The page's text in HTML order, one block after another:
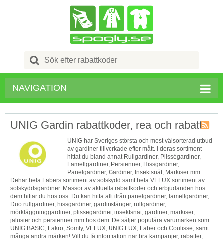
Search
for:
NAVIGATION
RSS
UNIG Gardin rabattkoder, rea och rabatt
UNIG har Sveriges största och mest välsorterad utbud
av gardiner tillverkade efter mått. I deras sortiment
hittat du bland annat Rullgardiner, Plisségardiner,
Lamellgardiner, Persienner, Hissgardiner,
Panelgardiner, Gardiner, Insektsnät, Markiser mm.
Dehar hela Fabers sortiment av solskydd samt hela VELUX sortiment av
solskyddsgardiner. Massor av aktuella rabattkoder och erbjudanden hos
dem hittar du hos oss. Du kan hitta allt ifrån panelgardiner, lamellgardiner,
Duo rullgardiner, hissgardiner, gardinstänger, rullgardiner,
mörkläggninggardiner, plissegardiner, insektsnät, gardiner, markiser,
jalusier och persienner mm hos dem. De säljer populära varumärken som
‎UNIG BASIC, Fakro, Somfy, VELUX, UNIG LUX, Faber och Coulisse, samt
många andra märken! Vill du få information när bra kampanjer, rabatter,